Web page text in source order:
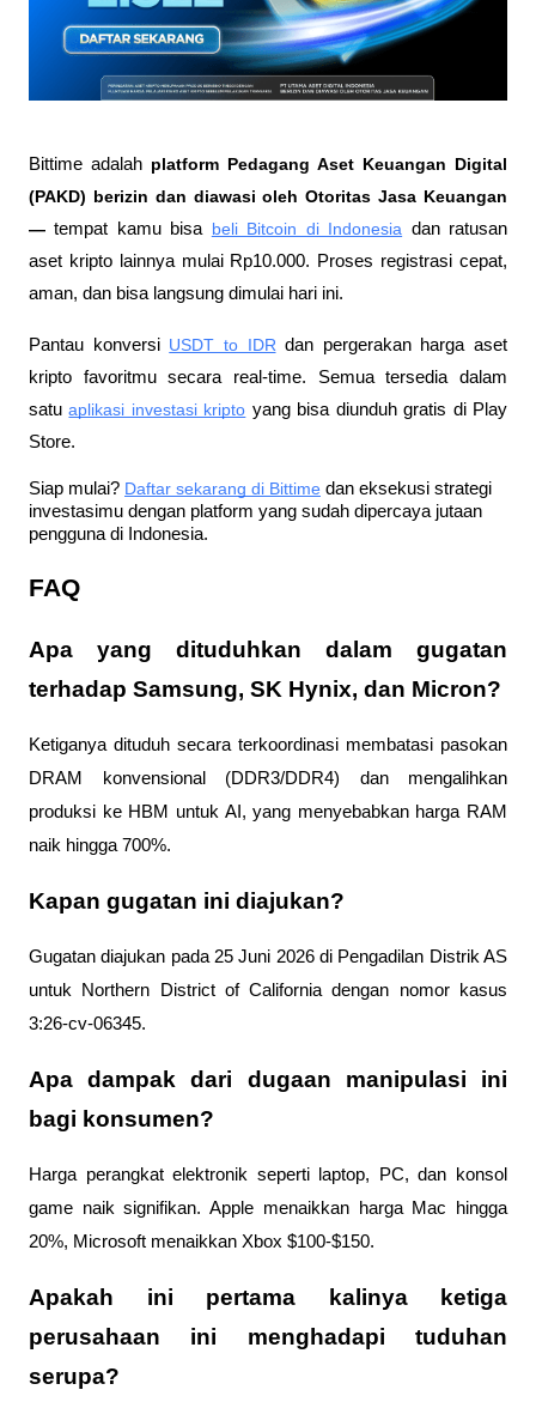
Bittime adalah platform Pedagang Aset Keuangan Digital
(PAKD) berizin dan diawasi oleh Otoritas Jasa Keuangan
— tempat kamu bisa beli Bitcoin di Indonesia dan ratusan
aset kripto lainnya mulai Rp10.000. Proses registrasi cepat,
aman, dan bisa langsung dimulai hari ini.
Pantau konversi USDT to IDR dan pergerakan harga aset
kripto favoritmu secara real-time. Semua tersedia dalam
satu aplikasi investasi kripto yang bisa diunduh gratis di Play
Store.
Siap mulai? Daftar sekarang di Bittime dan eksekusi strategi
investasimu dengan platform yang sudah dipercaya jutaan
pengguna di Indonesia.
FAQ
Apa yang dituduhkan dalam gugatan
terhadap Samsung, SK Hynix, dan Micron?
Ketiganya dituduh secara terkoordinasi membatasi pasokan
DRAM konvensional (DDR3/DDR4) dan mengalihkan
produksi ke HBM untuk AI, yang menyebabkan harga RAM
naik hingga 700%.
Kapan gugatan ini diajukan?
Gugatan diajukan pada 25 Juni 2026 di Pengadilan Distrik AS
untuk Northern District of California dengan nomor kasus
3:26-cv-06345.
Apa dampak dari dugaan manipulasi ini
bagi konsumen?
Harga perangkat elektronik seperti laptop, PC, dan konsol
game naik signifikan. Apple menaikkan harga Mac hingga
20%, Microsoft menaikkan Xbox $100-$150.
Apakah ini pertama kalinya ketiga
perusahaan ini menghadapi tuduhan
serupa?